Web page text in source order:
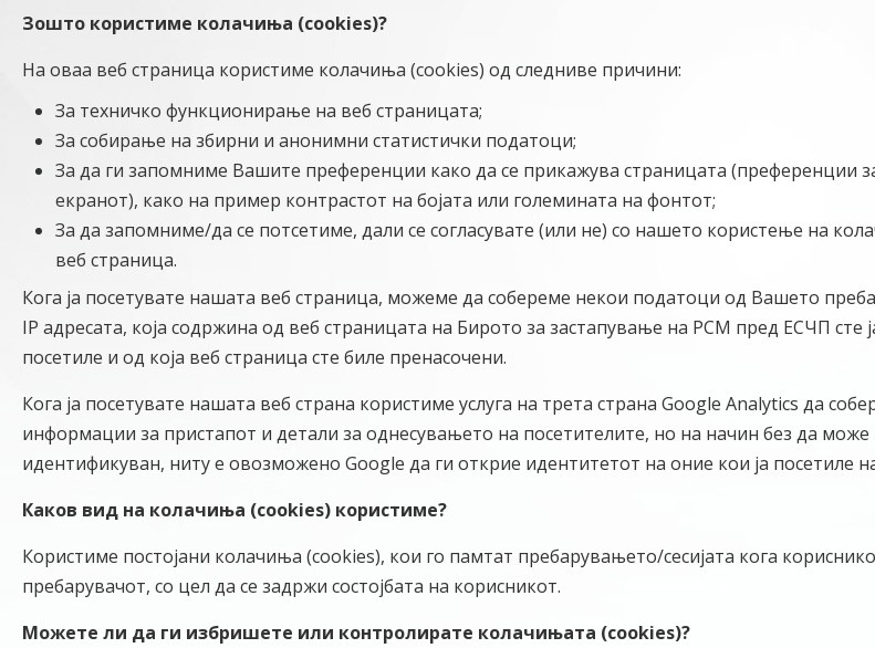
Зошто користиме колачиња (cookies)?
На оваа веб страница користиме колачиња (cookies) од следниве причини:
За техничко функционирање на веб страницата;
За собирање на збирни и анонимни статистички податоци;
За да ги запомниме Вашите преференции како да се прикажува страницата (преференции
екранот), како на пример контрастот на бојата или големината на фонтот;
За да запомниме/да се потсетиме, дали се согласувате (или не) со нашето користење на
веб страница.
Кога ја посетувате нашата веб страница, можеме да собереме некои податоци од Вашето
IP адресата, која содржина од веб страницата на Бирото за застапување на РСМ пред ЕСЧП сте
посетиле и од која веб страница сте биле пренасочени.
Кога ја посетувате нашата веб страна користиме услуга на трета страна Google Analytics да
информации за пристапот и детали за однесувањето на посетителите, но на начин без да може
идентификуван, ниту е овозможено Google да ги открие идентитетот на оние кои ја посетиле
Каков вид на колачиња (cookies) користиме?
Користиме постојани колачиња (cookies), кои го памтат пребарувањето/сесијата кога
пребарувачот, со цел да се задржи состојбата на корисникот.
Можете ли да ги избришете или контролирате колачињата (cookies)?